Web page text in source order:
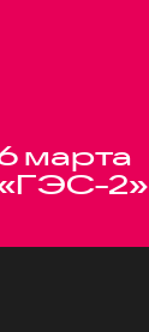
марта
2»